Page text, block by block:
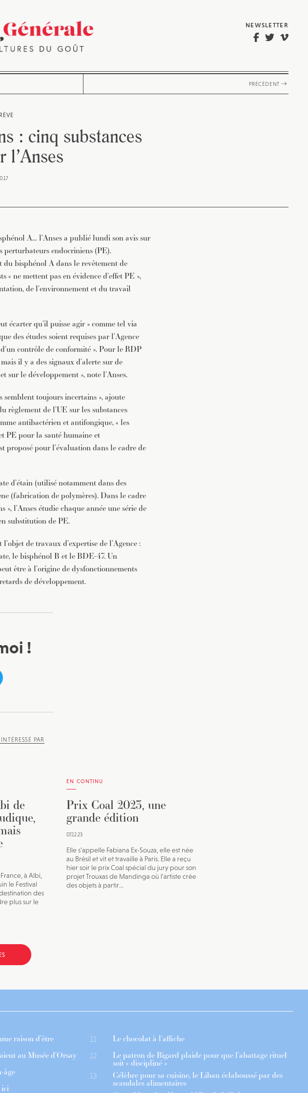
NEWSLETTER
PRÉCÉDENT
: cinq substances
l’Anses
A… l’Anses a publié lundi son avis sur
perturbateurs endocriniens (PE).
bisphénol A dans le revêtement de
ne mettent pas en évidence d’effet PE »,
de l’environnement et du travail
écarter qu’il puisse agir » comme tel via
des études soient requises par l’Agence
contrôle de conformité ». Pour le RDP
il y a des signaux d’alerte sur de
sur le développement », note l’Anses.
semblent toujours incertains », ajoute
règlement de l’UE sur les substances
antibactérien et antifongique, « les
PE pour la santé humaine et
proposé pour l’évaluation dans le cadre de
d’étain (utilisé notamment dans des
(fabrication de polymères). Dans le cadre
l’Anses étudie chaque année une série de
substitution de PE.
de travaux d’expertise de l’Agence :
le bisphénol B et le BDE-47. Un
être à l’origine de dysfonctionnements
de développement.
!
PAR
de
à Albi,
le Festival
des
plus sur le
EN CONTINU
Prix Coal 2023, une
grande édition
07.12.23
Elle s’appelle Fabiana Ex-Souza, elle est née
au Brésil et vit et travaille à Paris. Elle a reçu
hier soir le prix Coal spécial du jury pour son
projet Trouxas de Mandinga où l’artiste crée
des objets à partir...
raison d’être
au Musée d’Orsay
âge
11 Le chocolat à l’affiche
12 Le patron de Bigard plaide pour que l’abattage rituel
soit « discipliné »
13 Célèbre pour sa cuisine, le Liban éclaboussé par des
scandales alimentaires